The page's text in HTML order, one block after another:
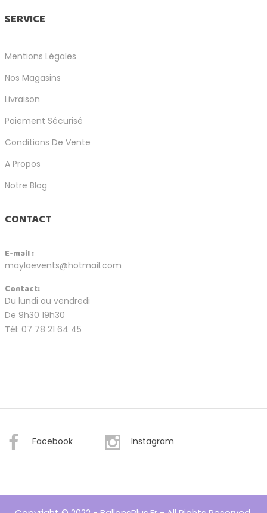
SERVICE
Mentions Légales
Nos Magasins
Livraison
Paiement Sécurisé
Conditions De Vente
A Propos
Notre Blog
CONTACT
E-mail :
maylaevents@hotmail.com
Contact:
Du lundi au vendredi
De 9h30 19h30
Tél: 07 78 21 64 45
Facebook Instagram